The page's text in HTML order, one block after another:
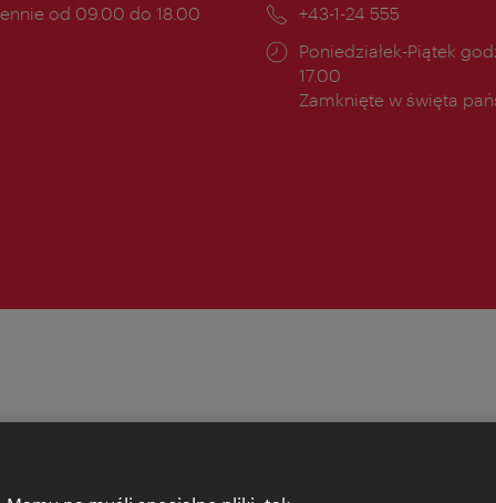
od 09.00 do 18.00
Telefon:
+43-1-24 555
Godziny
otwarcia:
Poniedziałek-Piątek
17.00
Zamknięte w święta